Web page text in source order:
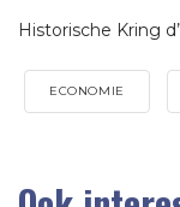
Historische Kring
ECONOMIE